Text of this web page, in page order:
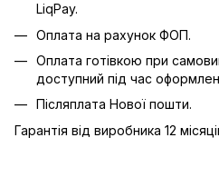
LiqPay.
Оплата на рахунок ФОП.
Оплата готівкою при
доступний під час
Післяплата Нової пошти.
Гарантія від виробника 12